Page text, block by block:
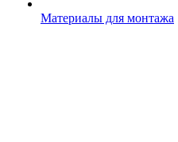
Материалы для монтажа